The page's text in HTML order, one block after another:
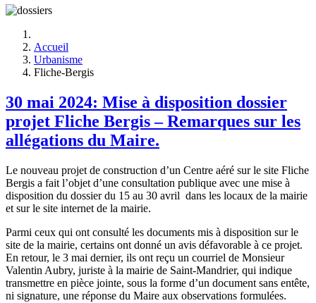
Accueil
Urbanisme
Fliche-Bergis
30 mai 2024: Mise à disposition dossier
projet Fliche Bergis – Remarques sur les
allégations du Maire.
Le nouveau projet de construction d’un Centre aéré sur le site Fliche
Bergis a fait l’objet d’une consultation publique avec une mise à
disposition du dossier du 15 au 30 avril dans les locaux de la mairie
et sur le site internet de la mairie.
Parmi ceux qui ont consulté les documents mis à disposition sur le
site de la mairie, certains ont donné un avis défavorable à ce projet.
En retour, le 3 mai dernier, ils ont reçu un courriel de Monsieur
Valentin Aubry, juriste à la mairie de Saint-Mandrier, qui indique
transmettre en pièce jointe, sous la forme d’un document sans entête,
ni signature, une réponse du Maire aux observations formulées.